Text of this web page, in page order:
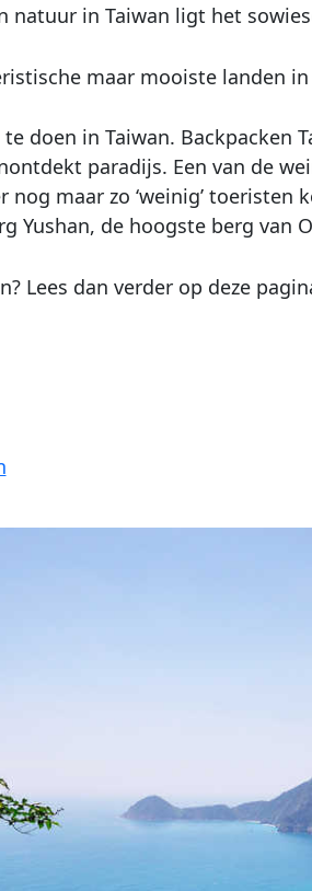
natuur in Taiwan ligt het
maar mooiste landen
doen in Taiwan. Backpacken
paradijs. Een van de
maar zo ‘weinig’
Yushan, de hoogste berg van
Lees dan verder op deze